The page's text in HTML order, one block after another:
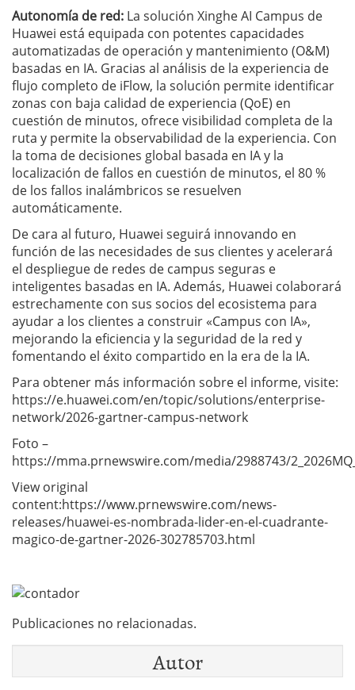
Autonomía de red: La solución Xinghe AI Campus de
Huawei está equipada con potentes capacidades
automatizadas de operación y mantenimiento (O&M)
basadas en IA. Gracias al análisis de la experiencia de
flujo completo de iFlow, la solución permite identificar
zonas con baja calidad de experiencia (QoE) en
cuestión de minutos, ofrece visibilidad completa de la
ruta y permite la observabilidad de la experiencia. Con
la toma de decisiones global basada en IA y la
localización de fallos en cuestión de minutos, el 80 %
de los fallos inalámbricos se resuelven
automáticamente.
De cara al futuro, Huawei seguirá innovando en
función de las necesidades de sus clientes y acelerará
el despliegue de redes de campus seguras e
inteligentes basadas en IA. Además, Huawei colaborará
estrechamente con sus socios del ecosistema para
ayudar a los clientes a construir «Campus con IA»,
mejorando la eficiencia y la seguridad de la red y
fomentando el éxito compartido en la era de la IA.
Para obtener más información sobre el informe, visite:
https://e.huawei.com/en/topic/solutions/enterprise-
network/2026-gartner-campus-network
Foto –
https://mma.prnewswire.com/media/2988743/
View original
content:https://www.prnewswire.com/news-
releases/huawei-es-nombrada-lider-en-el-cuadrante-
magico-de-gartner-2026-302785703.html
Publicaciones no relacionadas.
Autor